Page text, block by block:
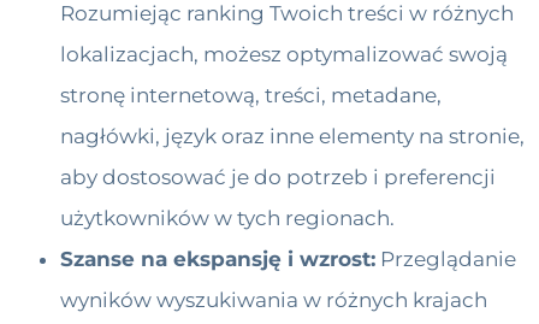
Rozumiejąc ranking Twoich treści w różnych
lokalizacjach, możesz optymalizować swoją
stronę internetową, treści, metadane,
nagłówki, język oraz inne elementy na stronie,
aby dostosować je do potrzeb i preferencji
użytkowników w tych regionach.
Szanse na ekspansję i wzrost: Przeglądanie
wyników wyszukiwania w różnych krajach